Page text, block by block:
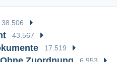
38.506
43.567
17.519